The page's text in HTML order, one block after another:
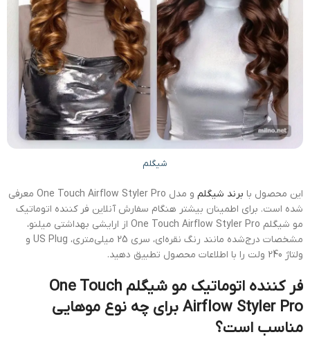
شیگلم
این محصول با برند شیگلم
و مدل One Touch Airflow Styler Pro معرفی
شده است. برای اطمینان بیشتر هنگام سفارش آنلاین فر کننده اتوماتیک
مو شیگلم One Touch Airflow Styler Pro از ارایشی بهداشتی میلنو،
مشخصات درج‌شده مانند رنگ نقره‌ای، سری 25 میلی‌متری، US Plug و
ولتاژ 240 ولت را با اطلاعات محصول تطبیق دهید.
فر کننده اتوماتیک مو شیگلم One Touch
Airflow Styler Pro برای چه نوع موهایی
مناسب است؟